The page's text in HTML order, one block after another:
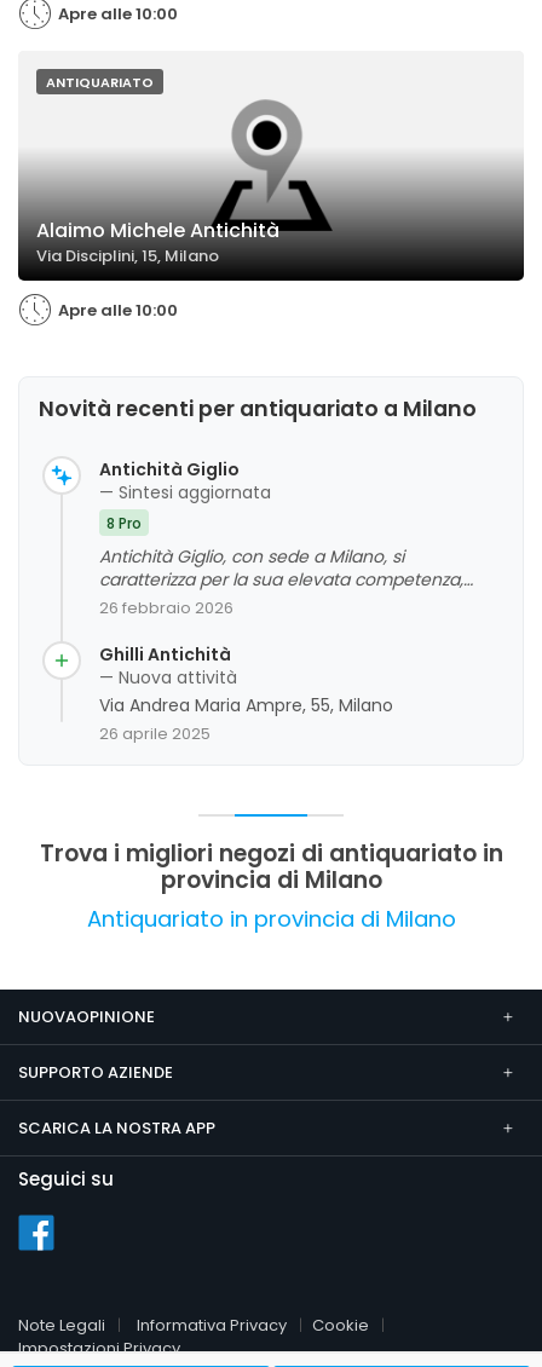
Apre alle 10:00
ANTIQUARIATO
Alaimo Michele Antichità
Via Disciplini, 15, Milano
Apre alle 10:00
Novità recenti per antiquariato a Milano
Antichità Giglio
— Sintesi aggiornata
8 Pro
Antichità Giglio, con sede a Milano, si
caratterizza per la sua elevata competenza,
professionalità e cortesia nel settore
la rapidità delle risposte, la disponibilità e
l'attenzione dimostrata, anche attraverso
valutazioni online e consulenze personalizzate.
La reputazione dell'attività si basa su un
rapporto di fiducia e sulla competenza del
evidenziando un giudizio complessivo molto
26 febbraio 2026
Ghilli Antichità
— Nuova attività
Via Andrea Maria Ampre, 55, Milano
26 aprile 2025
Trova i migliori negozi di antiquariato in
provincia di Milano
Antiquariato in provincia di Milano
NUOVAOPINIONE
SUPPORTO AZIENDE
SCARICA LA NOSTRA APP
Seguici su
Note Legali Informativa Privacy
Cookie
Impostazioni Privacy